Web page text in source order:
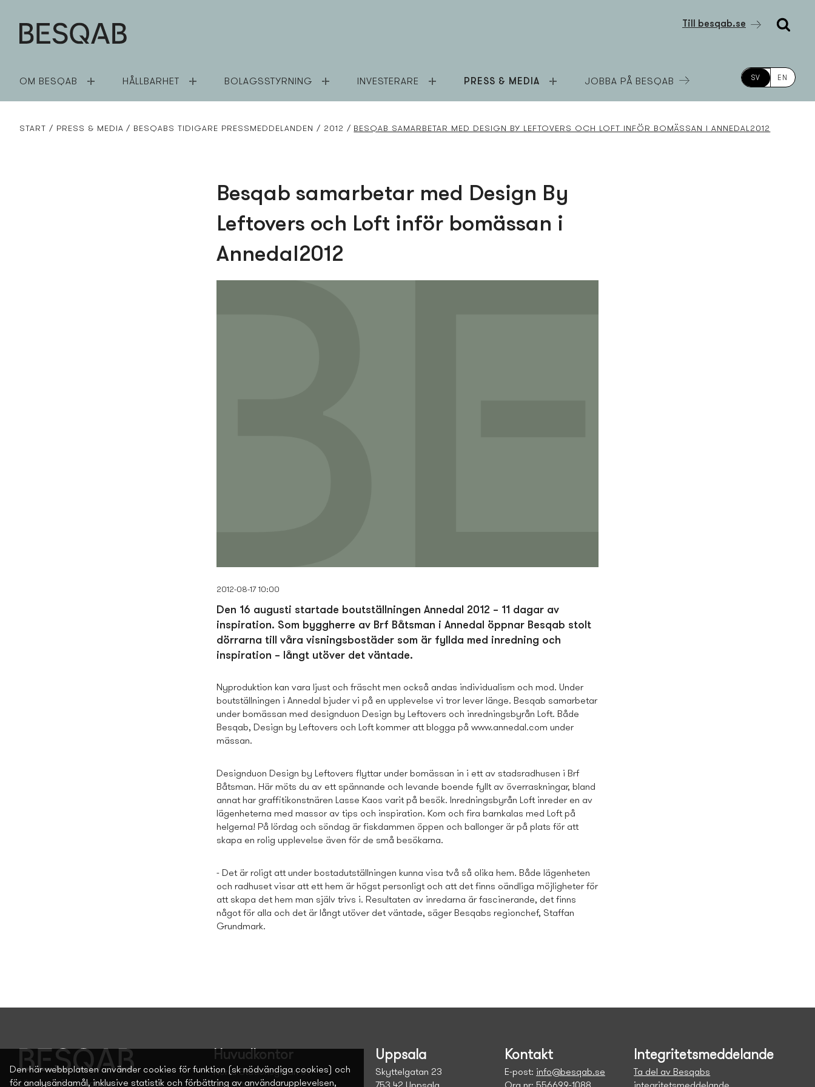
Till besqab.se
OM BESQAB HÅLLBARHET BOLAGSSTYRNING INVESTERARE PRESS & MEDIA JOBBA PÅ BESQAB SV EN
START PRESS­ & MEDIA BESQABS TIDIGARE PRESS­MEDDELANDEN 2012 BESQAB SAMARBETAR MED DESIGN BY LEFTOVERS OCH LOFT INFÖR BOMÄSSAN I ANNEDAL2012
Besqab samarbetar med Design By
Leftovers och Loft inför bomässan i
Annedal2012
2012-08-17 10:00
Den 16 augusti startade boutställningen Annedal 2012 – 11 dagar av
inspiration. Som byggherre av Brf Båtsman i Annedal öppnar Besqab stolt
dörrarna till våra visningsbostäder som är fyllda med inredning och
inspiration – långt utöver det väntade.
Nyproduktion kan vara ljust och fräscht men också andas individualism och mod. Under
boutställningen i Annedal bjuder vi på en upplevelse vi tror lever länge. Besqab samarbetar
under bomässan med designduon Design by Leftovers och inredningsbyrån Loft. Både
Besqab, Design by Leftovers och Loft kommer att blogga på www.annedal.com under
mässan.
Designduon Design by Leftovers flyttar under bomässan in i ett av stadsradhusen i Brf
Båtsman. Här möts du av ett spännande och levande boende fyllt av överraskningar, bland
annat har graffitikonstnären Lasse Kaos varit på besök. Inredningsbyrån Loft inreder en av
lägenheterna med massor av tips och inspiration. Kom och fira barnkalas med Loft på
helgerna! På lördag och söndag är fiskdammen öppen och ballonger är på plats för att
skapa en rolig upplevelse även för de små besökarna.
- Det är roligt att under bostadutställningen kunna visa två så olika hem. Både lägenheten
och radhuset visar att ett hem är högst personligt och att det finns oändliga möjligheter för
att skapa det hem man själv trivs i. Resultaten av inredarna är fascinerande, det finns
något för alla och det är långt utöver det väntade, säger Besqabs regionchef, Staffan
Grundmark.
Läs mer påbesqab.se
Huvudkontor
Norra Stationsgatan 69
Uppsala
Skyttelgatan 23
Kontakt
E-post: info@besqab.se
Integritetsmeddelande
Ta del av Besqabs
Den här webbplatsen använder cookies för funktion (sk nödvändiga cookies) och
för analysändamål, inklusive statistik och förbättring av användarupplevelsen,